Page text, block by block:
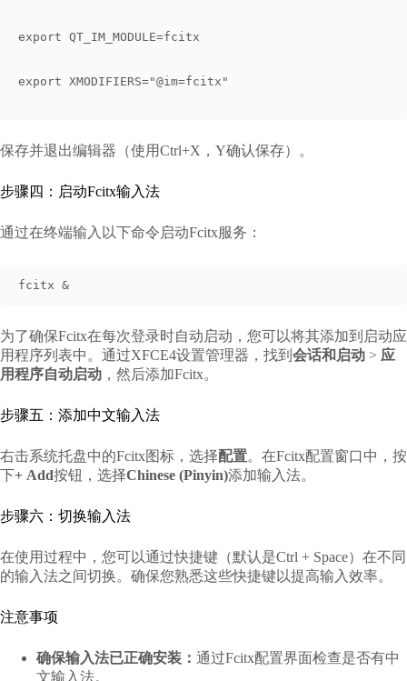
export QT_IM_MODULE=fcitx
export XMODIFIERS="@im=fcitx"
保存并退出编辑器（使用Ctrl+X，Y确认保存）。
步骤四：启动Fcitx输入法
通过在终端输入以下命令启动Fcitx服务：
fcitx &
为了确保Fcitx在每次登录时自动启动，您可以将其添加到启动应
用程序列表中。通过XFCE4设置管理器，找到 会话和启动 > 应
用程序自动启动 ，然后添加Fcitx。
步骤五：添加中文输入法
右击系统托盘中的Fcitx图标，选择配置。在Fcitx配置窗口中，按
下+ Add按钮，选择Chinese (Pinyin)添加输入法。
步骤六：切换输入法
在使用过程中，您可以通过快捷键（默认是Ctrl + Space）在不同
的输入法之间切换。确保您熟悉这些快捷键以提高输入效率。
注意事项
确保输入法已正确安装： 通过Fcitx配置界面检查是否有中
文输入法。